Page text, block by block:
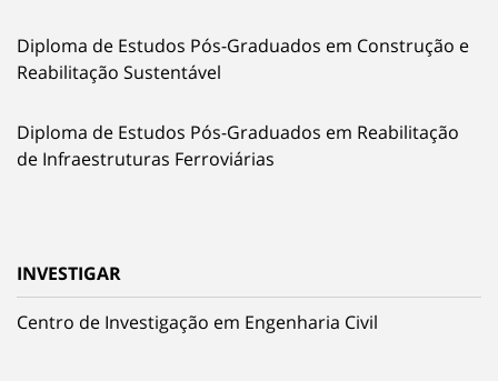
Diploma de Estudos Pós-Graduados em Construção e
Reabilitação Sustentável
Diploma de Estudos Pós-Graduados em Reabilitação
de Infraestruturas Ferroviárias
INVESTIGAR
Centro de Investigação em Engenharia Civil